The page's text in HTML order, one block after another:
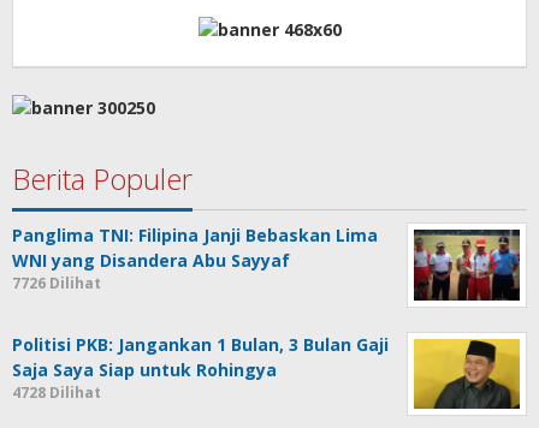
Berita Populer
Panglima TNI: Filipina Janji Bebaskan Lima
WNI yang Disandera Abu Sayyaf
7726 Dilihat
Politisi PKB: Jangankan 1 Bulan, 3 Bulan Gaji
Saja Saya Siap untuk Rohingya
4728 Dilihat